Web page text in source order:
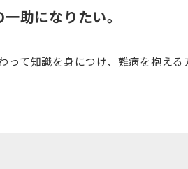
助になりたい。
って知識を身につけ、難病を抱え